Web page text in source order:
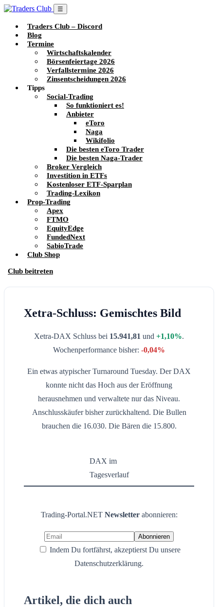
☰
Traders Club – Discord
Blog
Termine
Wirtschaftskalender
Börsenfeiertage 2026
Verfallstermine 2026
Zinsentscheidungen 2026
Tipps
Social-Trading
So funktioniert es!
Anbieter
eToro
Naga
Wikifolio
Die besten eToro Trader
Die besten Naga-Trader
Broker Vergleich
Investition in ETFs
Kostenloser ETF-Sparplan
Trading-Lexikon
Prop-Trading
Apex
FTMO
EquityEdge
FundedNext
SabioTrade
Club Shop
Club beitreten
Xetra-Schluss: Gemischtes Bild
Xetra-DAX Schluss bei 15.941,81 und +1,10%.
Wochenperformance bisher: -0,04%
Ein etwas atypischer Turnaround Tuesday. Der DAX
konnte nicht das Hoch aus der Eröffnung
herausnehmen und verwaltete nur das Niveau.
Anschlusskäufer bisher zurückhaltend. Die Bullen
brauchen die 16.030. Die Bären die 15.800.
DAX im
Tagesverlauf
Trading-Portal.NET Newsletter abonnieren:
Indem Du fortfährst, akzeptierst Du unsere
Datenschutzerklärung.
Artikel, die dich auch